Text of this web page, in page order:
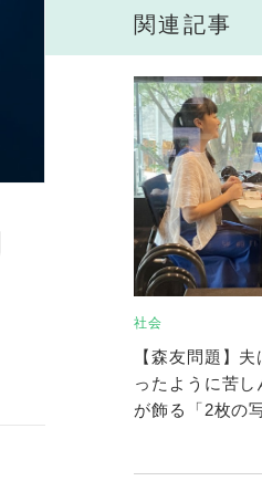
関連記事
社会
【森友問題】
ったように苦
が飾る「2枚の